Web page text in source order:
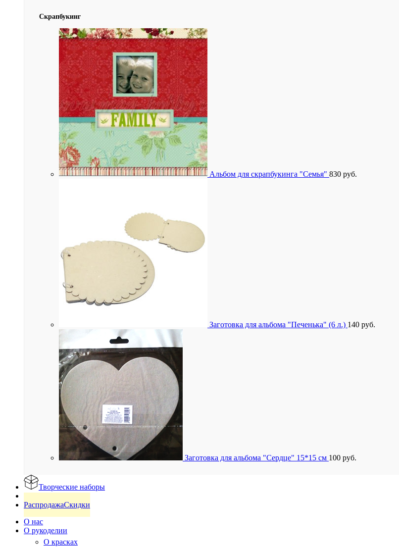
Скрапбукинг
Альбом для скрапбукинга "Семья" 830 руб.
Заготовка для альбома "Печенька" (6 л.) 140 руб.
Заготовка для альбома "Сердце" 15*15 см 100 руб.
Творческие наборы
РаспродажаСкидки
О нас
О рукоделии
О красках